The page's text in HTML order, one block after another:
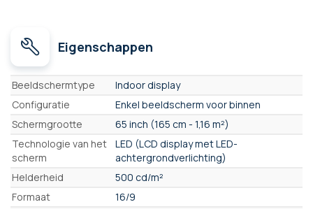
Eigenschappen
Eigenschappen
Beeldschermtype
Indoor display
Configuratie
Enkel beeldscherm voor binnen
Schermgrootte
65 inch (165 cm - 1,16 m²)
Technologie van het
scherm
LED (LCD display met LED-
achtergrondverlichting)
Helderheid
500 cd/m²
Formaat
16/9